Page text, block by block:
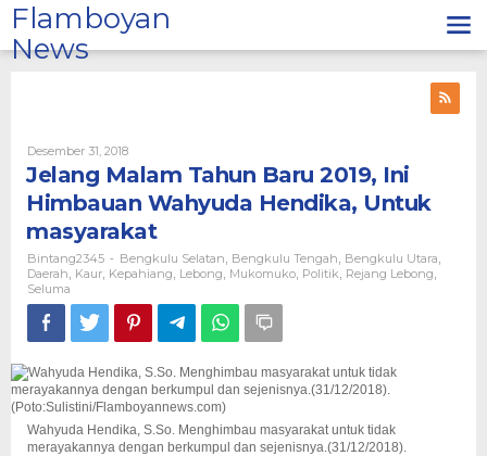
Lewati
ke
konten
Flamboyan
News
Desember 31, 2018Oleh
Bintang2345
Jelang Malam Tahun Baru 2019, Ini
Himbauan Wahyuda Hendika, Untuk
masyarakat
Bintang2345 - Bengkulu Selatan Bengkulu Tengah Bengkulu Utara
Daerah Kaur Kepahiang Lebong Mukomuko Politik Rejang Lebong
Seluma
Wahyuda Hendika, S.So. Menghimbau masyarakat untuk tidak
merayakannya dengan berkumpul dan sejenisnya.(31/12/2018).